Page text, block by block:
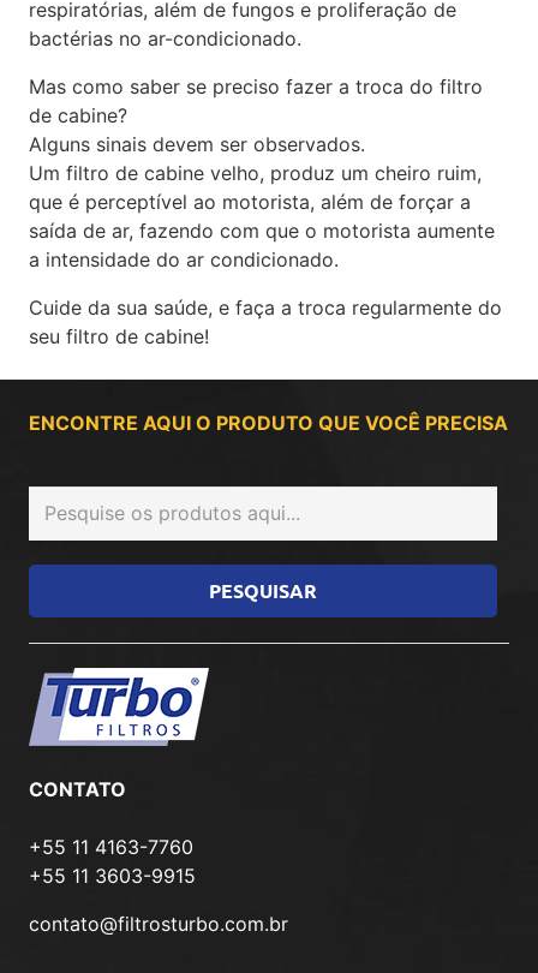
respiratórias, além de fungos e proliferação de
bactérias no ar-condicionado.
Mas como saber se preciso fazer a troca do filtro
de cabine?
Alguns sinais devem ser observados.
Um filtro de cabine velho, produz um cheiro ruim,
que é perceptível ao motorista, além de forçar a
saída de ar, fazendo com que o motorista aumente
a intensidade do ar condicionado.
Cuide da sua saúde, e faça a troca regularmente do
seu filtro de cabine!
ENCONTRE AQUI O PRODUTO QUE VOCÊ PRECISA
CONTATO
+55 11 4163-7760
+55 11 3603-9915
contato@filtrosturbo.com.br